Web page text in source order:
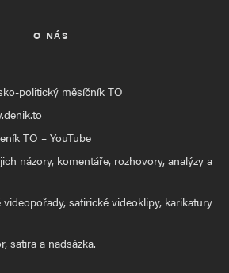
O NÁS
politický měsíčník TO
TO – YouTube
názory, komentáře, rozhovory, analýzy a
satirické videoklipy, karikatury
satira a nadsázka.